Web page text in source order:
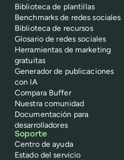
Biblioteca de plantillas
Benchmarks de redes sociales
Biblioteca de recursos
Glosario de redes sociales
Herramientas de marketing
gratuitas
Generador de publicaciones
con IA
Compara Buffer
Nuestra comunidad
Documentación para
desarrolladores
Soporte
Centro de ayuda
Estado del servicio